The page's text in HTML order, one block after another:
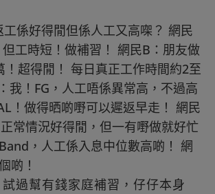
係好得閒但係人工又高㗎？ 網民
工時短！做補習！ 網民B：朋友做
！超得閒！ 每日真正工作時間約2至
我！FG，人工唔係異常高，不過高
！做得晒啲嘢可以遲返早走！ 網民
常情況好得閒，但一有嘢做就好忙
，人工係入息中位數高啲！ 網
啲！
過幫有錢家庭補習，仔仔本身